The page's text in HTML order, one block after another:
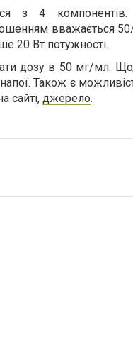
з 4 компонентів:
вважається
20 Вт потужності.
дозу в 50 мг/мл.
напої. Також є
сайті, джерело.